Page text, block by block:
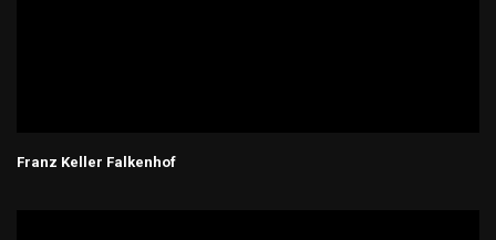
Franz Keller Falkenhof